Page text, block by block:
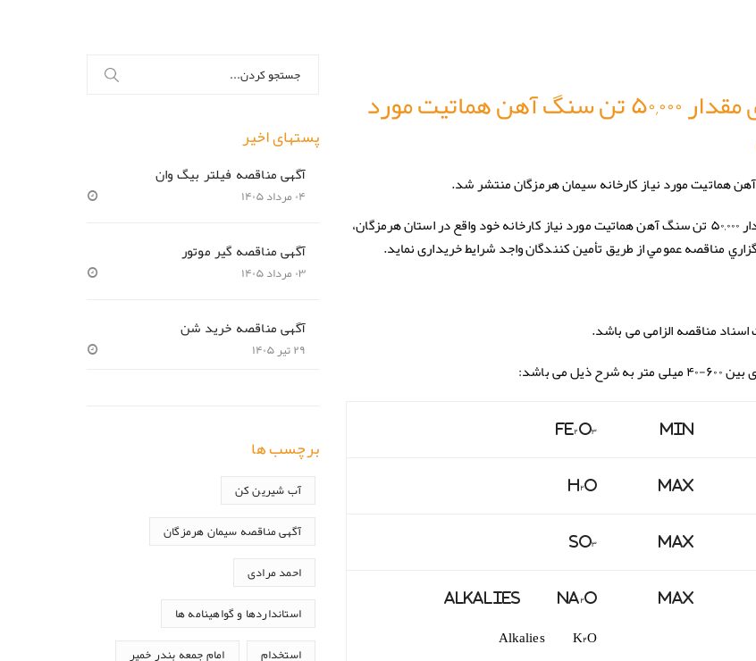
آگهی مناقصه عمومی خریداری مقدار ۵۰,۰۰۰ تن سنگ آهن هماتيت مورد
درنظر دارد مقدار ۵۰,۰۰۰ تن سنگ آهن هماتيت مورد نياز كارخانه خود واقع در استان هرمزگان،
Min
Fe۲ O۳
Max
H ۲O
Max
SO۳
Max
Alkalies Na ۲O
Alkalies K۲O
برای:
پستهای اخیر
آگهی مناقصه فیلتر بیگ وان
۰۴ مرداد ۱۴۰۵
آگهی مناقصه گیر موتور
۰۳ مرداد ۱۴۰۵
آگهی مناقصه خرید شن
۲۹ تیر ۱۴۰۵
برچسب ها
آب شیرین کن
آگهی مناقصه سیمان هرمزگان
احمد مرادی
استانداردها و گواهینامه ها
استخدام امام جمعه بندر خمیر